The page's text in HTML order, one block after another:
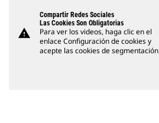
warning
Compartir Redes Sociales
Las Cookies Son Obligatorias
Para ver los videos, haga clic en el
enlace Configuración de cookies y
acepte las cookies de segmentación